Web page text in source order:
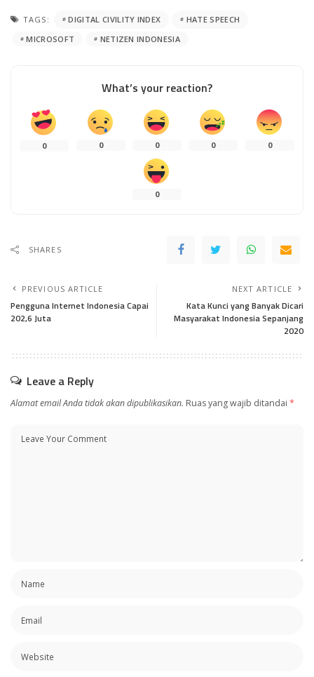
TAGS: DIGITAL CIVILITY INDEX
HATE SPEECH
MICROSOFT
NETIZEN INDONESIA
What’s your reaction?
0 0 0 0 0
0
SHARES
PREVIOUS ARTICLE
Pengguna Internet Indonesia Capai
202,6 Juta
NEXT ARTICLE
Kata Kunci yang Banyak Dicari
Masyarakat Indonesia Sepanjang
2020
Leave a Reply
Alamat email Anda tidak akan dipublikasikan. Ruas yang wajib ditandai *